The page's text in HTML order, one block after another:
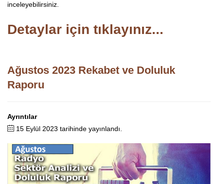
inceleyebilirsiniz.
Detaylar için tıklayınız...
Ağustos 2023 Rekabet ve Doluluk
Raporu
Ayrıntılar
15 Eylül 2023 tarihinde yayınlandı.